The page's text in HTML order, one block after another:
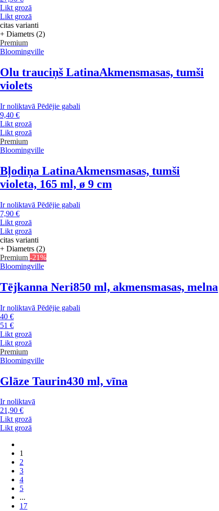
Likt grozā
Likt grozā
citas varianti
+ Diametrs (2)
Premium
Bloomingville
Olu trauciņš LatinaAkmensmasas, tumši
violets
Ir noliktavā Pēdējie gabali
9,40 €
Likt grozā
Likt grozā
Premium
Bloomingville
Bļodiņa LatinaAkmensmasas, tumši
violeta, 165 ml, ø 9 cm
Ir noliktavā Pēdējie gabali
7,90 €
Likt grozā
Likt grozā
citas varianti
+ Diametrs (2)
Premium -21%
Bloomingville
Tējkanna Neri850 ml, akmensmasas, melna
Ir noliktavā Pēdējie gabali
40 €
51 €
Likt grozā
Likt grozā
Premium
Bloomingville
Glāze Taurin430 ml, vīna
Ir noliktavā
21,90 €
Likt grozā
Likt grozā
1
2
3
4
5
...
17